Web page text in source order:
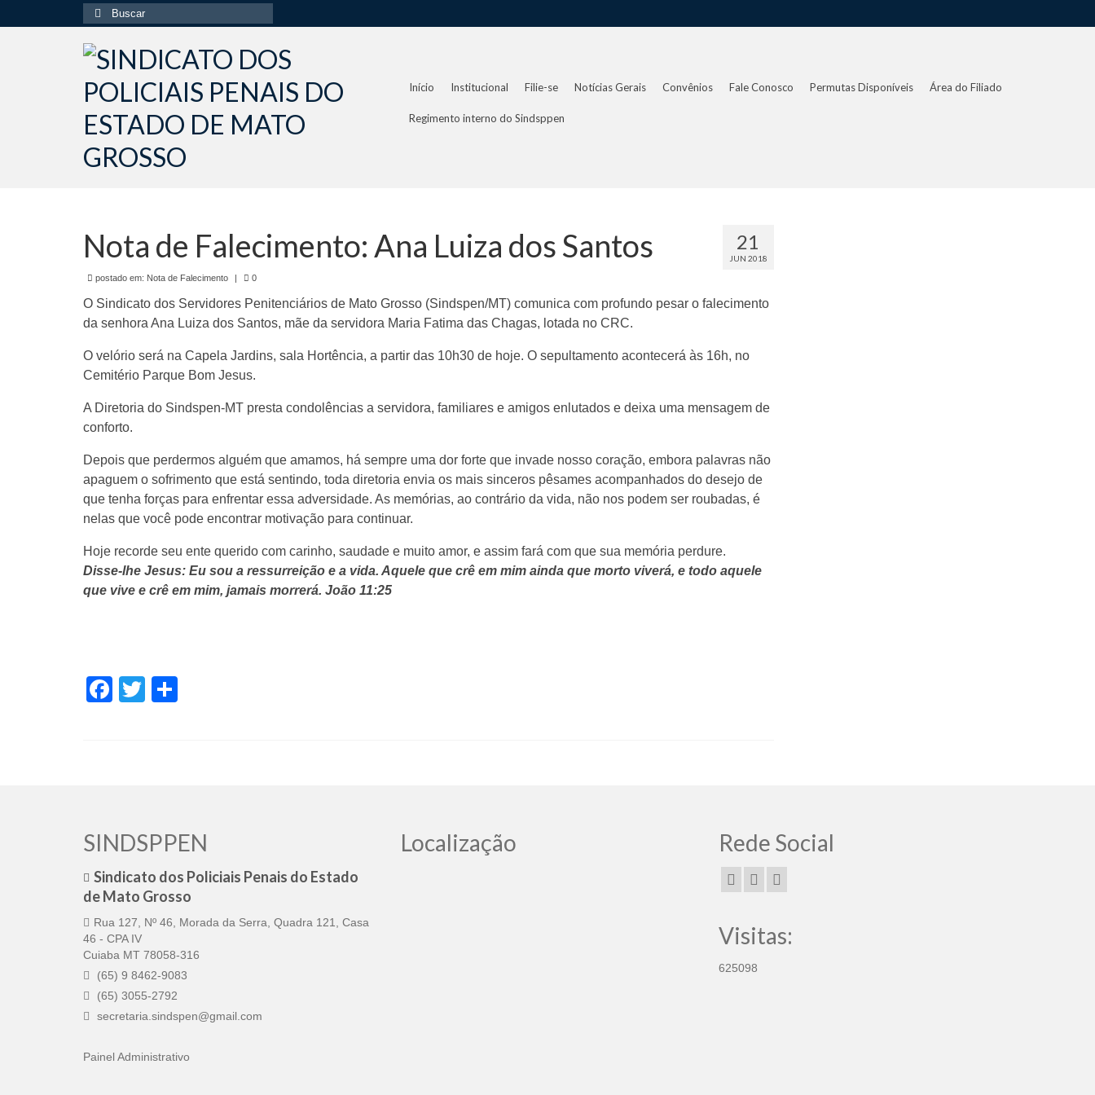
Buscar
por:
Início Institucional Filie-se Notícias Gerais Convênios Fale Conosco Permutas Disponíveis Área do Filiado
Regimento interno do Sindsppen
21
JUN 2018
Nota de Falecimento: Ana Luiza dos Santos
postado em: Nota de Falecimento | 0
O Sindicato dos Servidores Penitenciários de Mato Grosso (Sindspen/MT) comunica com profundo pesar o falecimento
da senhora Ana Luiza dos Santos, mãe da servidora Maria Fatima das Chagas, lotada no CRC.
O velório será na Capela Jardins, sala Hortência, a partir das 10h30 de hoje. O sepultamento acontecerá às 16h, no
Cemitério Parque Bom Jesus.
A Diretoria do Sindspen-MT presta condolências a servidora, familiares e amigos enlutados e deixa uma mensagem de
conforto.
Depois que perdermos alguém que amamos, há sempre uma dor forte que invade nosso coração, embora palavras não
apaguem o sofrimento que está sentindo, toda diretoria envia os mais sinceros pêsames acompanhados do desejo de
que tenha forças para enfrentar essa adversidade. As memórias, ao contrário da vida, não nos podem ser roubadas, é
nelas que você pode encontrar motivação para continuar.
Hoje recorde seu ente querido com carinho, saudade e muito amor, e assim fará com que sua memória perdure.
Disse-lhe Jesus: Eu sou a ressurreição e a vida. Aquele que crê em mim ainda que morto viverá, e todo aquele
que vive e crê em mim, jamais morrerá. João 11:25
Facebook
Twitter
SINDSPPEN
Sindicato dos Policiais Penais do Estado
de Mato Grosso
Rua 127, Nº 46, Morada da Serra, Quadra 121, Casa
46 - CPA IV
Cuiaba MT 78058-316
(65) 9 8462-9083
(65) 3055-2792
secretaria.sindspen@gmail.com
Painel Administrativo
Localização Rede Social
Visitas:
625098